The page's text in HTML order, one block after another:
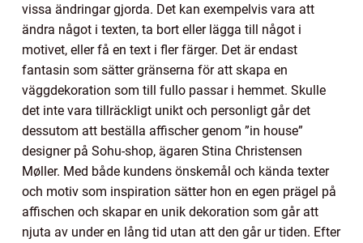
vissa ändringar gjorda. Det kan exempelvis vara att
ändra något i texten, ta bort eller lägga till något i
motivet, eller få en text i fler färger. Det är endast
fantasin som sätter gränserna för att skapa en
väggdekoration som till fullo passar i hemmet. Skulle
det inte vara tillräckligt unikt och personligt går det
dessutom att beställa affischer genom ”in house”
designer på Sohu-shop, ägaren Stina Christensen
Møller. Med både kundens önskemål och kända texter
och motiv som inspiration sätter hon en egen prägel på
affischen och skapar en unik dekoration som går att
njuta av under en lång tid utan att den går ur tiden. Efter